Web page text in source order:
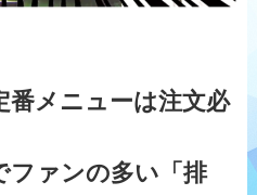
メニューは注文必
ファンの多い「排